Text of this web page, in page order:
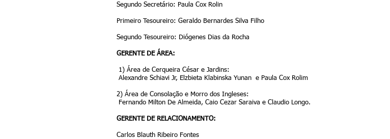
Segundo Secretário: Paula Cox Rolin
Primeiro Tesoureiro: Geraldo Bernardes Silva Filho
Segundo Tesoureiro: Diógenes Dias da Rocha
GERENTE DE ÁREA:
1) Área de Cerqueira César e Jardins:
Alexandre Schiavi Jr, Elzbieta Klabinska Yunan e Paula Cox Rolim
2) Área de Consolação e Morro dos Ingleses:
Fernando Milton De Almeida, Caio Cezar Saraiva e Claudio Longo.
GERENTE DE RELACIONAMENTO:
Carlos Blauth Ribeiro Fontes